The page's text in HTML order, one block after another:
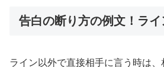
告白の断り方の例文！ライ
ライン以外で直接相手に言う時は